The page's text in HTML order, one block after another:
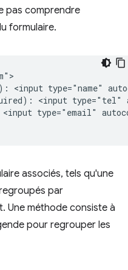
pas comprendre
formulaire.
<input type="name"
<input
type="email"
associés, tels qu'une
par
Une méthode consiste à
pour regrouper les